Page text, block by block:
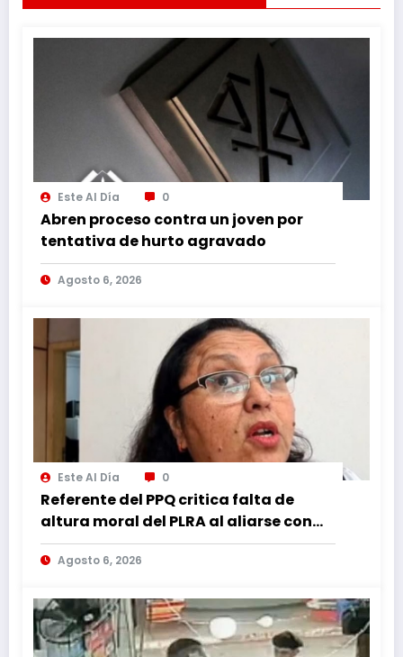
Este Al Día 0
Abren proceso contra un joven por
tentativa de hurto agravado
Agosto 6, 2026
Este Al Día 0
Referente del PPQ critica falta de
altura moral del PLRA al aliarse con
corruptos
Agosto 6, 2026